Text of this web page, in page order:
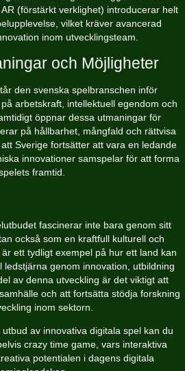
(förstärkt verklighet) introducerar helt
vilket kräver avancerad
inom utvecklingsteam.
och Möjligheter
den svenska spelbranschen inför
arbetskraft, intellektuell egendom och
öppnar dessa utmaningar för
på hållbarhet, mångfald och rättvisa
Sverige fortsätter att vara en ledande
innovationer samspelar för att forma
framtid.
fascinerar inte bara genom sitt
också som en kraftfull kulturell och
ett tydligt exempel på hur ett land kan
ledstjärna genom innovation, utbildning
av denna utveckling är det viktigt att
och att fortsätta stödja forskning
inom sektorn.
av innovativa digitala spel kan du
crazy time game, vars interaktiva
potentialen i dagens digitala